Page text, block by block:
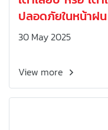
ปลอดภัยในหน้าฝน
30 May 2025
View more